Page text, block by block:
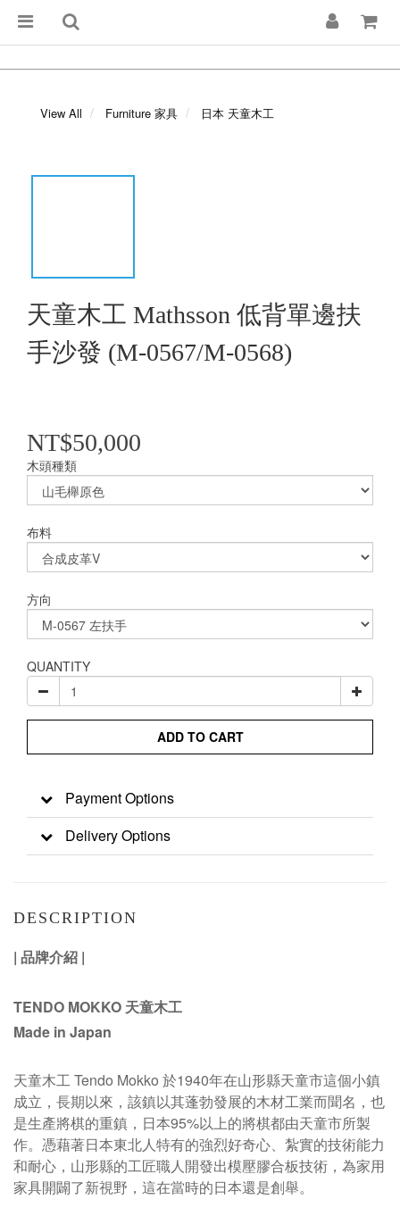
View All Furniture 家具 日本 天童木工
天童木工 Mathsson 低背單邊扶
手沙發 (M-0567/M-0568)
NT$50,000
木頭種類
布料
方向
QUANTITY
ADD TO CART
Payment Options
Delivery Options
DESCRIPTION
| 品牌介紹 |
TENDO MOKKO 天童木工
Made in Japan
天童木工 Tendo Mokko 於1940年在山形縣天童市這個小鎮
成立，長期以來，該鎮以其蓬勃發展的木材工業而聞名，也
是生產將棋的重鎮，日本95%以上的將棋都由天童市所製
作。 憑藉著日本東北人特有的強烈好奇心、紮實的技術能力
和耐心，山形縣的工匠職人開發出模壓膠合板技術，為家用
家具開闢了新視野，這在當時的日本還是創舉。